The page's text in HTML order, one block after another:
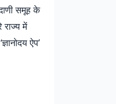
समूह के
राज्य में
ऐप’